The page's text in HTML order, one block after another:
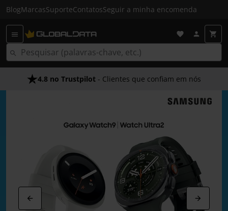
BlogMarcasSuporteContatosSeguir a minha encomenda
Envio Gratuito em 24 HRS- Acima dos 50€